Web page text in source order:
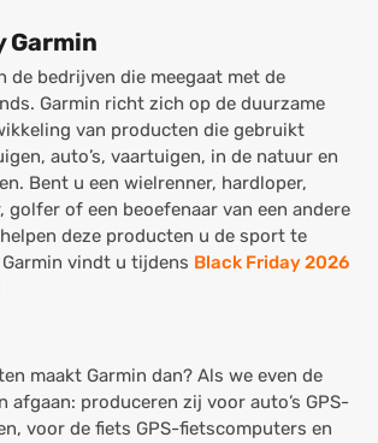
Garmin
de bedrijven die meegaat met de
Garmin richt zich op de duurzame
van producten die gebruikt
auto’s, vaartuigen, in de natuur en
Bent u een wielrenner, hardloper,
golfer of een beoefenaar van een andere
deze producten u de sport te
vindt u tijdens Black Friday 2026
maakt Garmin dan? Als we even de
afgaan: produceren zij voor auto’s GPS-
voor de fiets GPS-fietscomputers en